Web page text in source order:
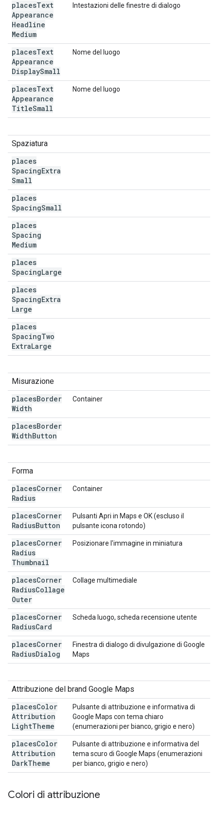
placesText
Appearance
Headline
Medium
Intestazioni delle finestre di dialogo
placesText
Appearance
DisplaySmall
Nome del luogo
placesText
Appearance
TitleSmall
Nome del luogo
Spaziatura
places
SpacingExtra
Small
places
SpacingSmall
places
Spacing
Medium
places
SpacingLarge
places
SpacingExtra
Large
places
SpacingTwo
ExtraLarge
Misurazione
placesBorder
Width
Container
placesBorder
WidthButton
Forma
placesCorner
Radius
Container
placesCorner
RadiusButton
Pulsanti Apri in Maps e OK (escluso il
pulsante icona rotondo)
placesCorner
Radius
Thumbnail
Posizionare l'immagine in miniatura
placesCorner
RadiusCollage
Outer
Collage multimediale
placesCorner
RadiusCard
Scheda luogo, scheda recensione utente
placesCorner
RadiusDialog
Finestra di dialogo di divulgazione di Google
Maps
Attribuzione del brand Google Maps
placesColor
Attribution
LightTheme
Pulsante di attribuzione e informativa di
Google Maps con tema chiaro
(enumerazioni per bianco, grigio e nero)
placesColor
Attribution
DarkTheme
Pulsante di attribuzione e informativa del
tema scuro di Google Maps (enumerazioni
per bianco, grigio e nero)
Colori di attribuzione